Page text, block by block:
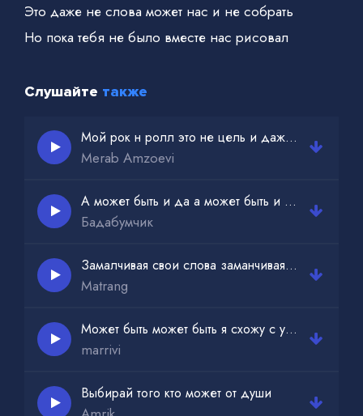
Это даже не слова может нас и не собрать
Но пока тебя не было вместе нас рисовал
Слушайте также
Мой рок н ролл это не цель и даже не средство
Merab Amzoevi
А может быть и да а может быть и нет
Бадабумчик
Замалчивая свои слова заманчивая как океан
Matrang
Может быть может быть я схожу с ума
marrivi
Выбирай того кто может от души